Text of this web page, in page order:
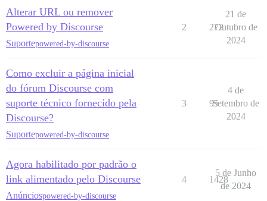
Alterar URL ou remover
Powered by Discourse
Suportepowered-by-discourse
2 272
21 de
Outubro de
2024
Como excluir a página inicial
do fórum Discourse com
suporte técnico fornecido pela
Discourse?
Suportepowered-by-discourse
3 95
4 de
Setembro de
2024
Agora habilitado por padrão o
link alimentado pelo Discourse
Anúnciospowered-by-discourse
4 1428
5 de Junho
de 2024